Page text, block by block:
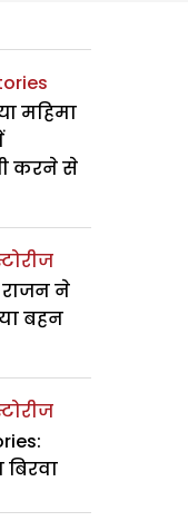
महिमा
करने से
ने
बहन